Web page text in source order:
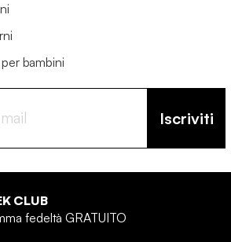
bambini
Iscriviti
CLUB
fedeltà GRATUITO